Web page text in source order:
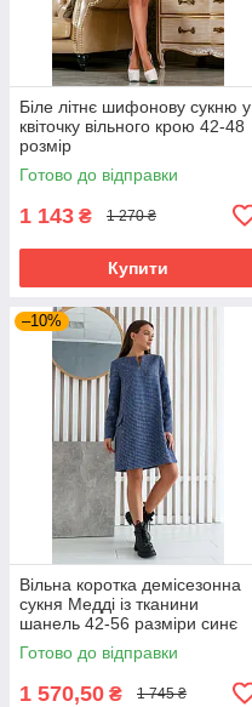
Біле літнє шифонову сукню у
квіточку вільного крою 42-48
розмір
Готово до відправки
1 143 ₴ 1 270 ₴
Купити
–10%
Вільна коротка демісезонна
сукня Медді із тканини
шанель 42-56 разміри синє
Готово до відправки
1 570,50 ₴ 1 745 ₴